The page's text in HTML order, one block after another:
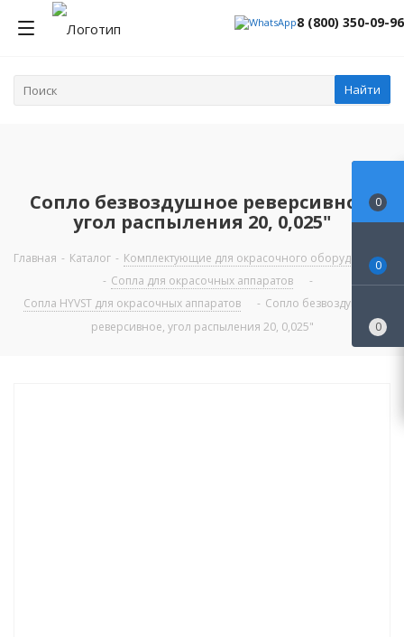
8 (800) 350-09-96
Найти
Сопло безвоздушное реверсивное,
угол распыления 20, 0,025"
Главная - Каталог - Комплектующие для окрасочного оборудования
- Сопла для окрасочных аппаратов
-
Сопла HYVST для окрасочных аппаратов
- Сопло безвоздушное
реверсивное, угол распыления 20, 0,025"
0
0
0